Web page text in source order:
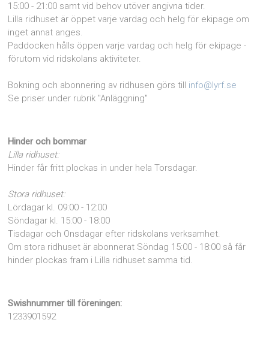
15:00 - 21:00 samt vid behov utöver angivna tider.
Lilla ridhuset är öppet varje vardag och helg för ekipage om
inget annat anges.
Paddocken hålls öppen varje vardag och helg för ekipage -
förutom vid ridskolans aktiviteter.
Bokning och abonnering av ridhusen görs till info@lyrf.se
Se priser under rubrik "Anläggning"
Hinder och bommar
Lilla ridhuset:
Hinder får fritt plockas in under hela Torsdagar.
Stora ridhuset:
Lördagar kl. 09:00 - 12:00
Söndagar kl. 15:00 - 18:00
Tisdagar och Onsdagar efter ridskolans verksamhet.
Om stora ridhuset är abonnerat Söndag 15:00 - 18:00 så får
hinder plockas fram i Lilla ridhuset samma tid.
Swishnummer till föreningen:
1233901592